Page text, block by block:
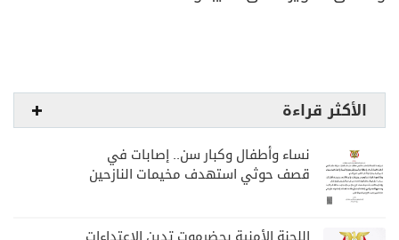
الأكثر قراءة
نساء وأطفال وكبار سن.. إصابات في
قصف حوثي استهدف مخيمات النازحين
اللجنة الأمنية بحضرموت تدين الاعتداءات